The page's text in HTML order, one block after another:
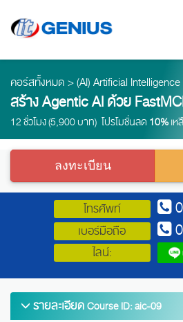
คอร์สทั้งหมด >(AI) Artificial Intelligence
สร้าง Agentic AI ด้วย
12 ชั่วโมง (5,900 บาท) โปรโมชั่นลด 10%เห
ลงทะเบียน
โทรศัพท์
เบอร์มือถือ
ไลน์:
รายละเอียดCourse ID: aic-09